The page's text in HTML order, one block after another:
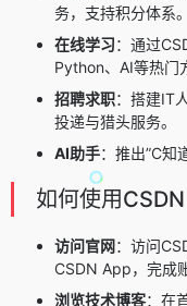
务，支持积分体系。
在线学习：通过
Python、AI等热门
招聘求职：搭建IT
投递与猎头服务。
AI助手：推出”C知
如何使用CSDN
访问官网：访问
CSDN App，完成
浏览技术博客：在